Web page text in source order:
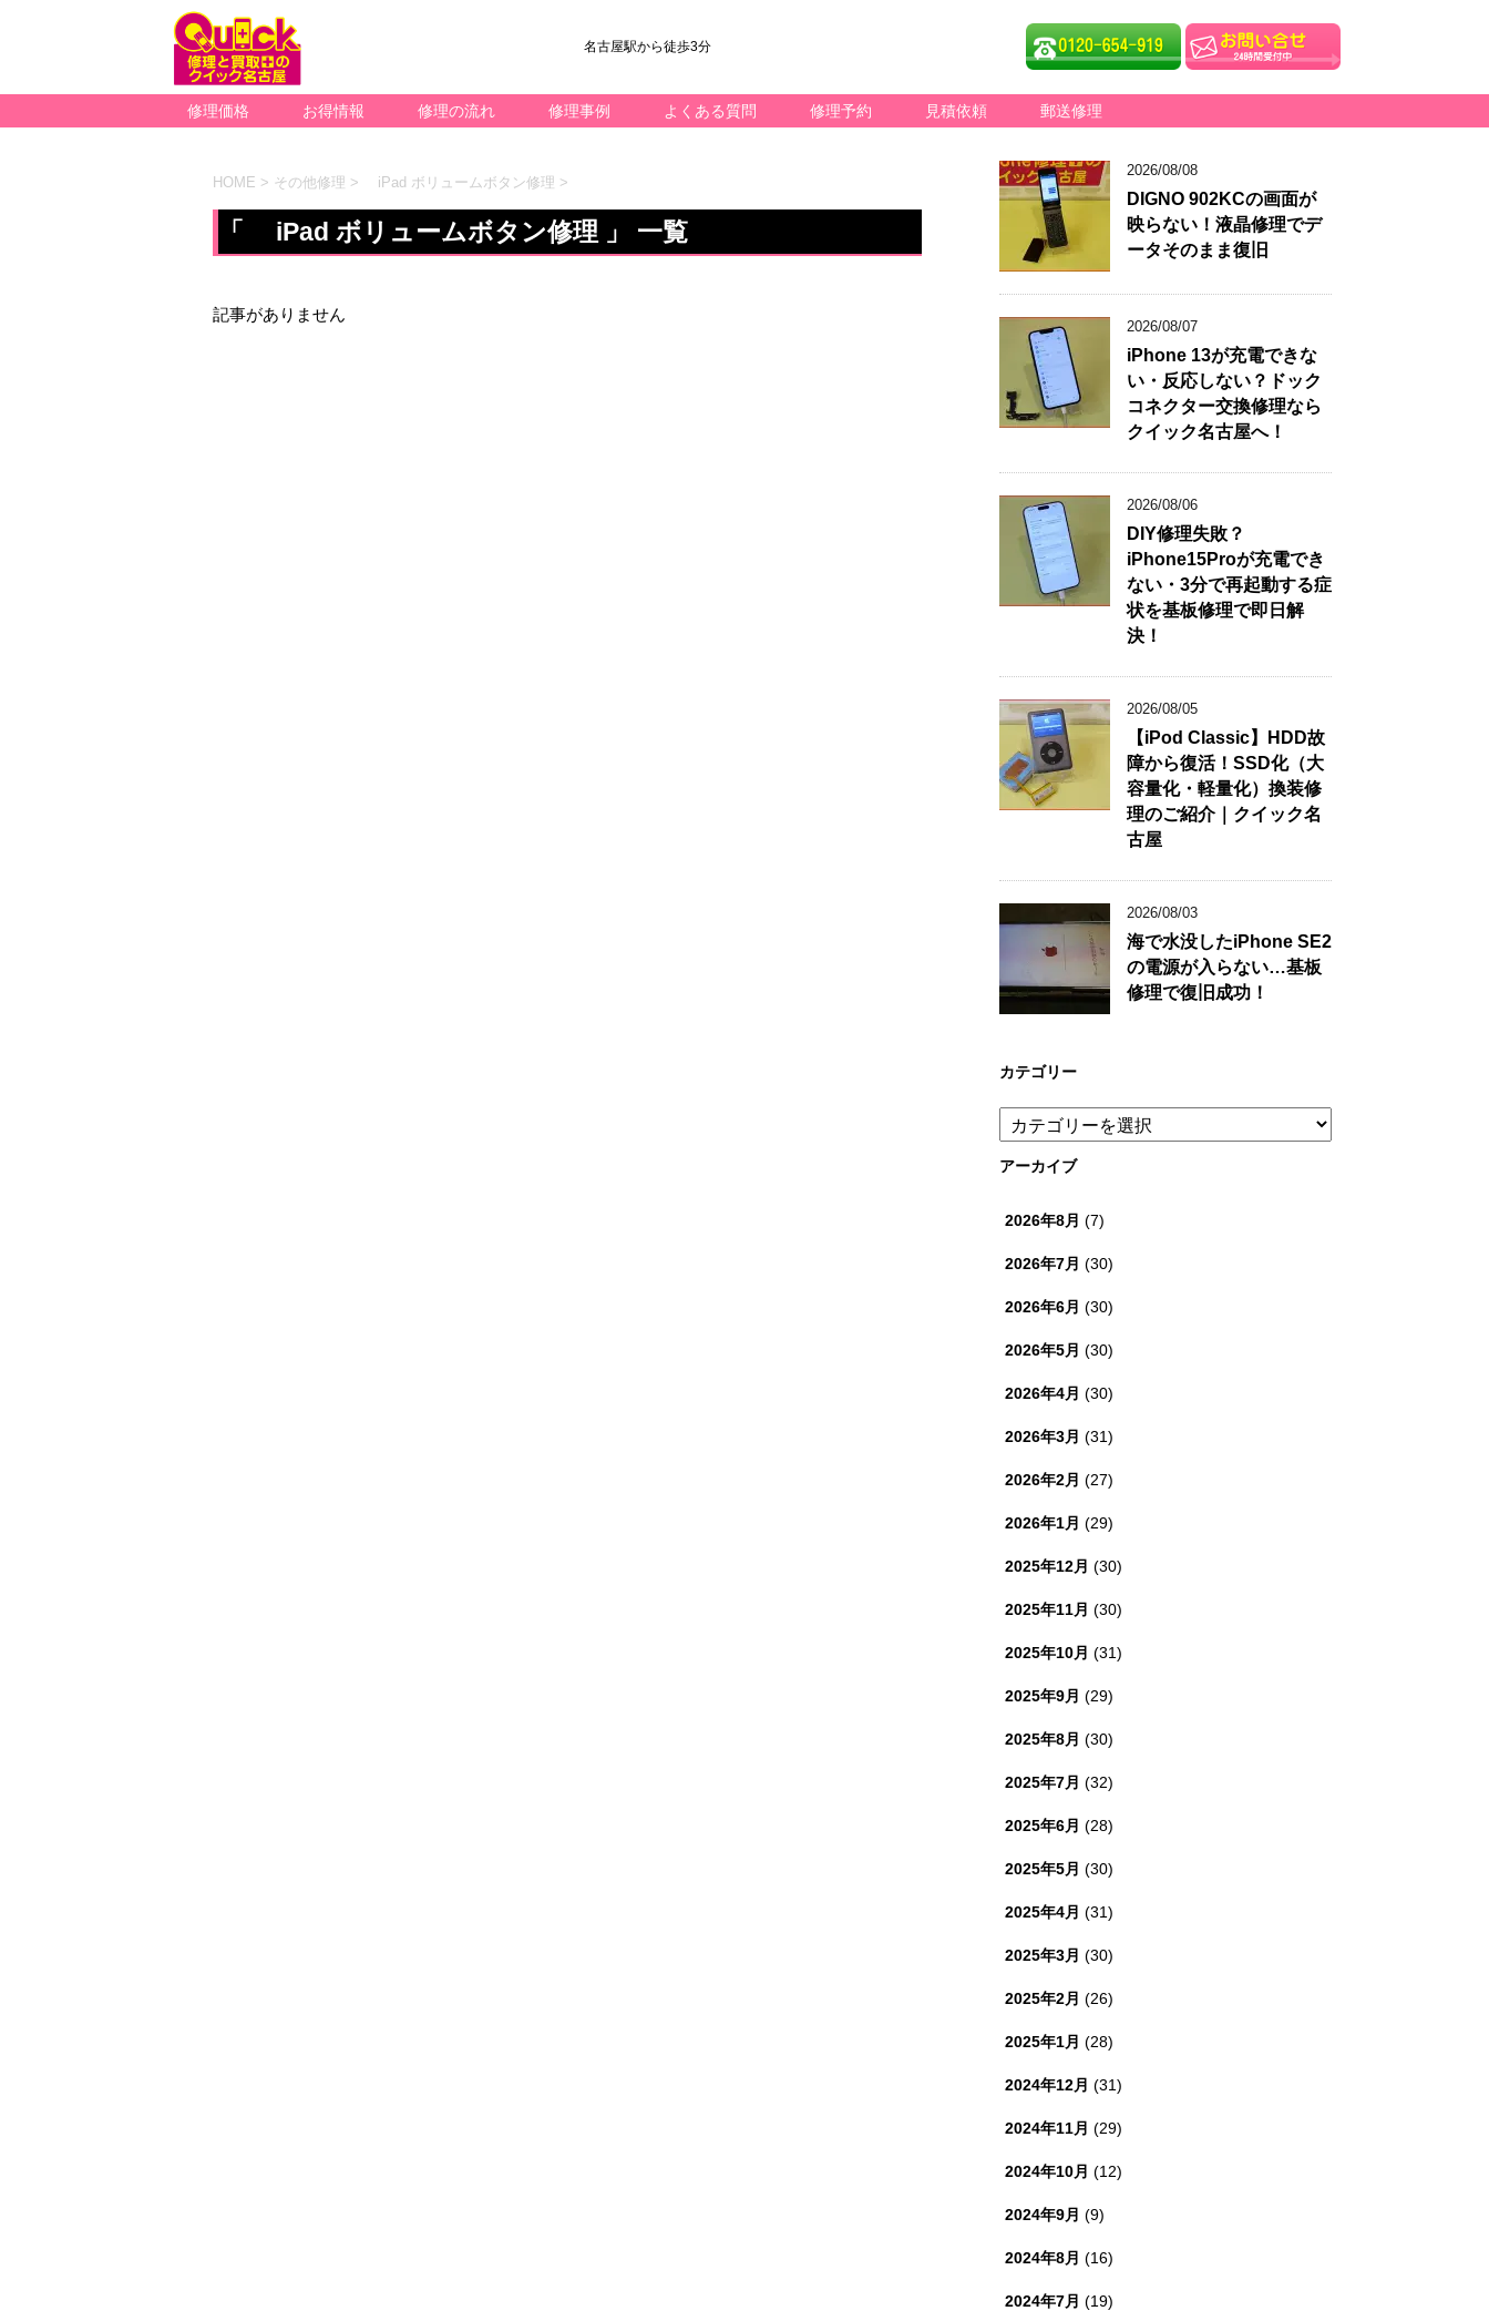
名古屋駅から徒歩3分
修理価格 お得情報 修理の流れ 修理事例 よくある質問 修理予約 見積依頼 郵送修理
HOME > その他修理 > iPad ボリュームボタン修理 >
「 iPad ボリュームボタン修理 」 一覧
記事がありません
2026/08/08
DIGNO 902KCの画面が
映らない！液晶修理でデ
ータそのまま復旧
2026/08/07
iPhone 13が充電できな
い・反応しない？ドック
コネクター交換修理なら
クイック名古屋へ！
2026/08/06
DIY修理失敗？
iPhone15Proが充電でき
ない・3分で再起動する症
状を基板修理で即日解
決！
2026/08/05
【iPod Classic】HDD故
障から復活！SSD化（大
容量化・軽量化）換装修
理のご紹介｜クイック名
古屋
2026/08/03
海で水没したiPhone SE2
の電源が入らない…基板
修理で復旧成功！
カテゴリー
テ
ゴ
アーカイブ
2026年8月 (7)
2026年7月 (30)
2026年6月 (30)
2026年5月 (30)
2026年4月 (30)
2026年3月 (31)
2026年2月 (27)
2026年1月 (29)
2025年12月 (30)
2025年11月 (30)
2025年10月 (31)
2025年9月 (29)
2025年8月 (30)
2025年7月 (32)
2025年6月 (28)
2025年5月 (30)
2025年4月 (31)
2025年3月 (30)
2025年2月 (26)
2025年1月 (28)
2024年12月 (31)
2024年11月 (29)
2024年10月 (12)
2024年9月 (9)
2024年8月 (16)
2024年7月 (19)